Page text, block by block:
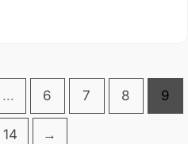
… 6 7 8 9
14 →